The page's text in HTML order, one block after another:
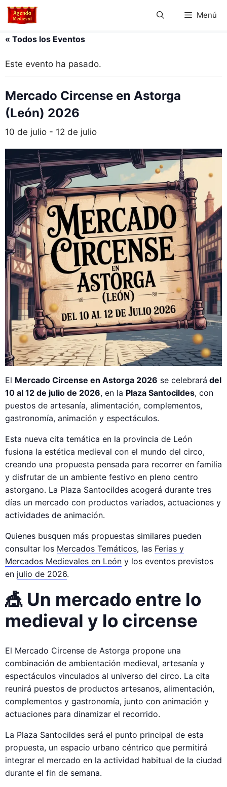
Saltar
Menú
« Todos los Eventos
Este evento ha pasado.
Mercado Circense en Astorga
(León) 2026
10 de julio - 12 de julio
El Mercado Circense en Astorga 2026 se celebrará del
10 al 12 de julio de 2026, en la Plaza Santocildes, con
puestos de artesanía, alimentación, complementos,
gastronomía, animación y espectáculos.
Esta nueva cita temática en la provincia de León
fusiona la estética medieval con el mundo del circo,
creando una propuesta pensada para recorrer en familia
y disfrutar de un ambiente festivo en pleno centro
astorgano. La Plaza Santocildes acogerá durante tres
días un mercado con productos variados, actuaciones y
actividades de animación.
Quienes busquen más propuestas similares pueden
consultar los Mercados Temáticos, las Ferias y
Mercados Medievales en León y los eventos previstos
en julio de 2026.
🎪 Un mercado entre lo
medieval y lo circense
El Mercado Circense de Astorga propone una
combinación de ambientación medieval, artesanía y
espectáculos vinculados al universo del circo. La cita
reunirá puestos de productos artesanos, alimentación,
complementos y gastronomía, junto con animación y
actuaciones para dinamizar el recorrido.
La Plaza Santocildes será el punto principal de esta
propuesta, un espacio urbano céntrico que permitirá
integrar el mercado en la actividad habitual de la ciudad
durante el fin de semana.